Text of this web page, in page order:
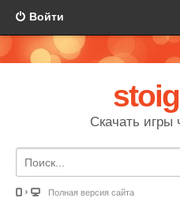
Войти
Скачать игры
Полная версия сайта